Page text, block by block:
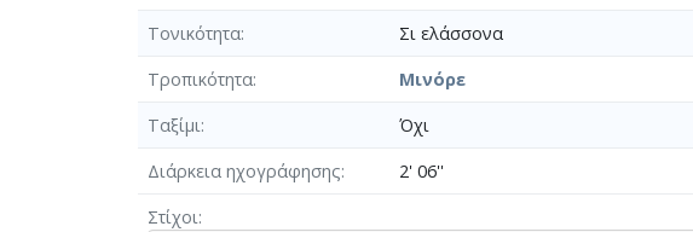
Τονικότητα
Σι ελάσσονα
Τροπικότητα
Μινόρε
Ταξίμι
Όχι
Διάρκεια ηχογράφησης
2' 06''
Στίχοι